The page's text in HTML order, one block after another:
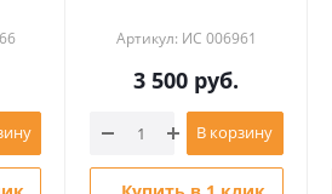
Артикул: ИС 006961
3 500 руб.
В корзину